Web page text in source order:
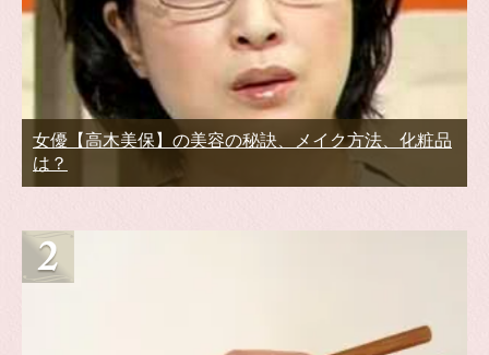
女優【高木美保】の美容の秘訣、メイク方法、化粧品
は？